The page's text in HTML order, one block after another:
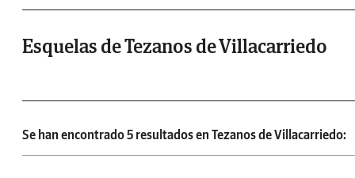
Esquelas de Tezanos de Villacarriedo
Se han encontrado 5 resultados en Tezanos de Villacarriedo: